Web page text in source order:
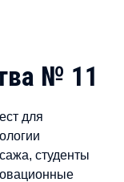
№ 11
для
студенты